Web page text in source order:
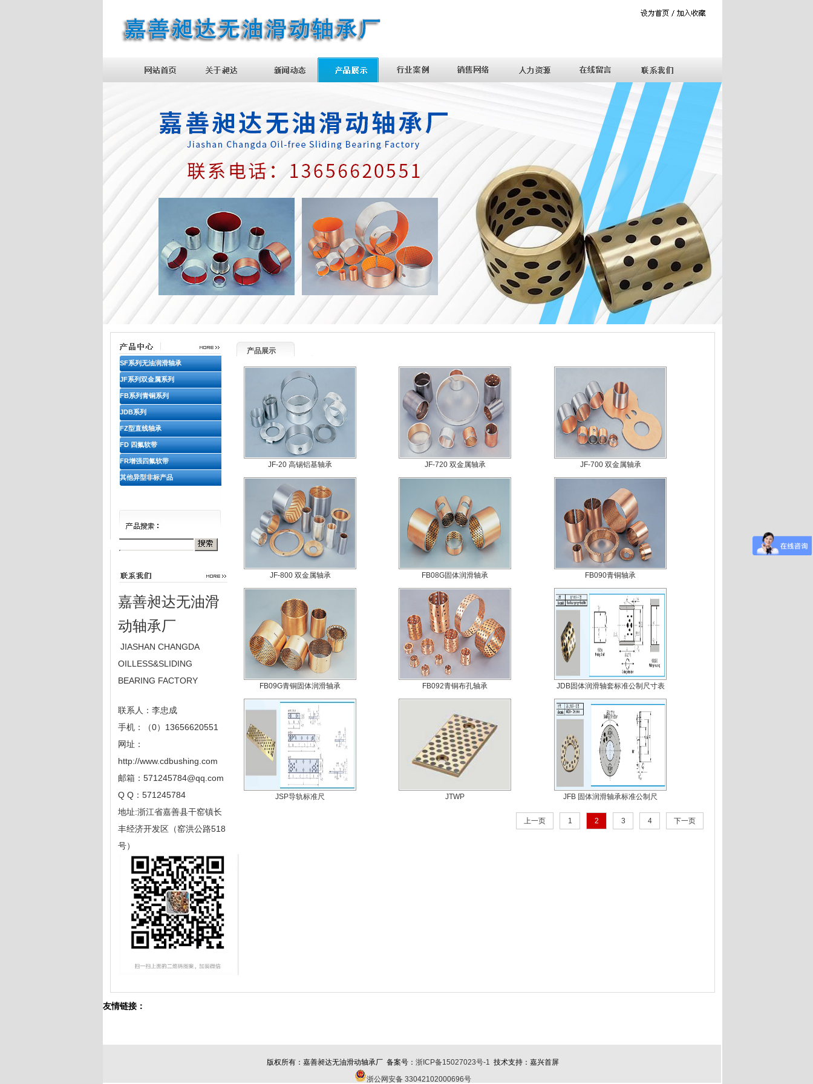
SF系列无油润滑轴承
JF系列双金属系列
FB系列青铜系列
JDB系列
FZ型直线轴承
FD 四氟软带
FR增强四氟软带
其他异型非标产品
嘉善昶达无油滑
动轴承厂
JIASHAN CHANGDA
OILLESS&SLIDING
BEARING FACTORY
联系人：李忠成
手机：（0）13656620551
网址：
http://www.cdbushing.com
邮箱： 571245784@qq.com
Q Q：571245784
地址:浙江省嘉善县干窑镇长
丰经济开发区（窑洪公路518
号）
产品展示
JF-20 高锡铝基轴承 JF-720 双金属轴承 JF-700 双金属轴承
JF-800 双金属轴承 FB08G固体润滑轴承 FB090青铜轴承
FB09G青铜固体润滑轴承 FB092青铜布孔轴承 JDB固体润滑轴套标准公制尺寸表
JSP导轨标准尺 JTWP JFB 固体润滑轴承标准公制尺
上一页 1 2 3 4 下一页
友情链接：
版权所有： 嘉善昶达无油滑动轴承厂备案号： 浙ICP备15027023号-1 技术支持：嘉兴首屏
浙公网安备 33042102000696号